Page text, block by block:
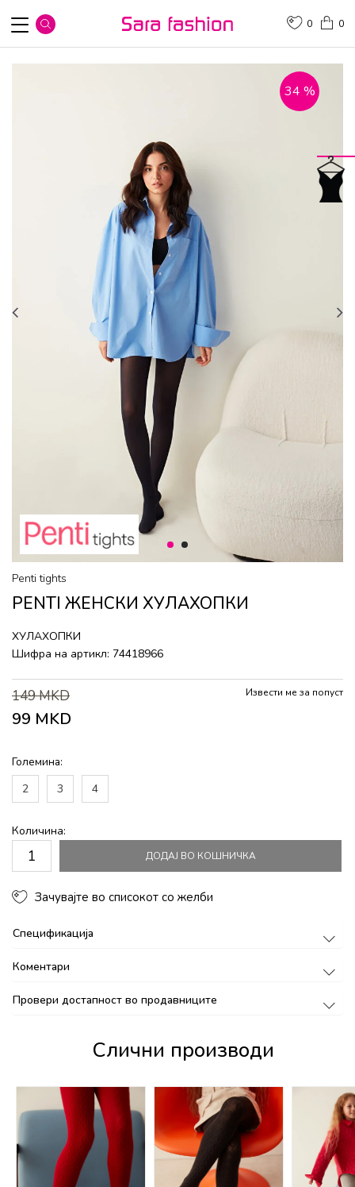
0
0
1 2
34 %
Penti tights
PENTI ЖЕНСКИ ХУЛАХОПКИ
ХУЛАХОПКИ
Шифра на артикл: 74418966
149MKD
99 MKD
Извести ме за попуст
Големина:
2
3 4
Количина:
ДОДАЈ ВО КОШНИЧКА
Зачувајте во списокот со желби
Спецификација
Коментари
Провери достапност во продавниците
Слични производи